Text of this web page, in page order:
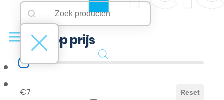
B2B Portaal
Searchbar
Search content
Filter op prijs
Filter op prijs
€7 Reset